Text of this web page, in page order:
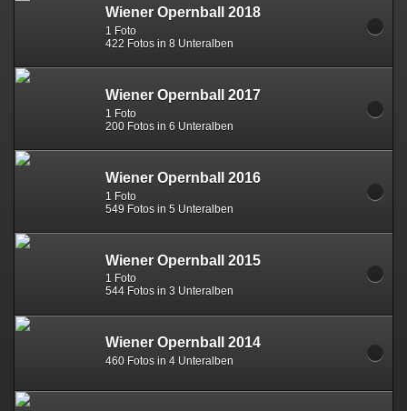
Wiener Opernball 2018
1 Foto
422 Fotos in 8 Unteralben
Wiener Opernball 2017
1 Foto
200 Fotos in 6 Unteralben
Wiener Opernball 2016
1 Foto
549 Fotos in 5 Unteralben
Wiener Opernball 2015
1 Foto
544 Fotos in 3 Unteralben
Wiener Opernball 2014
460 Fotos in 4 Unteralben